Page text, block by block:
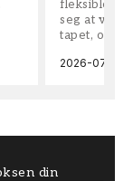
fleksible på
seg at vi
tapet, og
2026-07-04
din